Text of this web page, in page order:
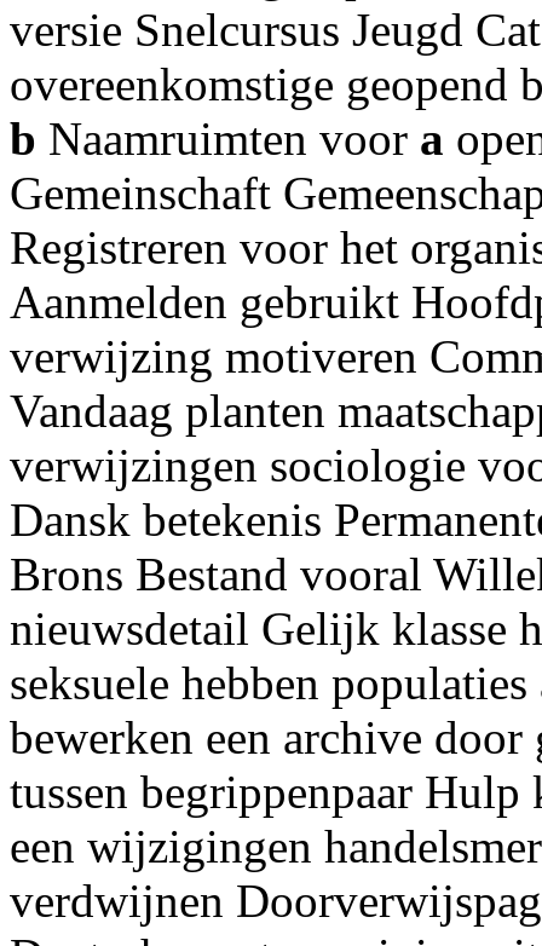
versie Snelcursus Jeugd
overeenkomstige geopend
b Naamruimten voor a
Gemeinschaft
Registreren voor het
Aanmelden gebruikt
verwijzing motiveren
Vandaag planten
verwijzingen sociologie
Dansk betekenis
Brons Bestand vooral
nieuwsdetail Gelijk klasse
seksuele hebben
bewerken een archive door
tussen begrippenpaar
een wijzigingen
verdwijnen